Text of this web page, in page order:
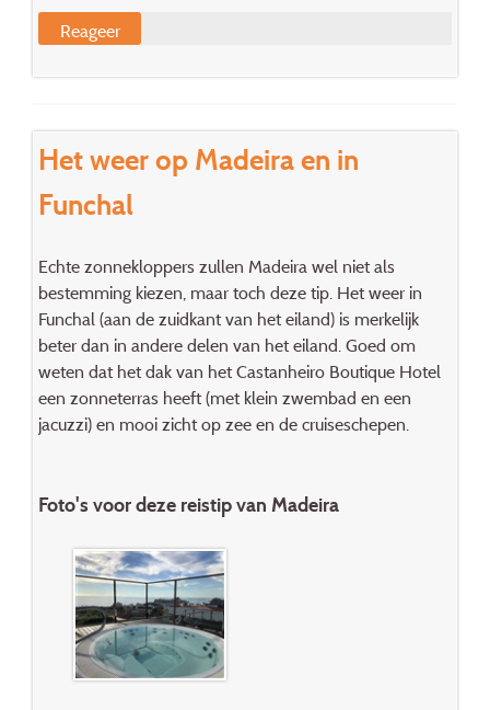
Reageer
Het weer op Madeira en in
Funchal
Echte zonnekloppers zullen Madeira wel niet als
bestemming kiezen, maar toch deze tip. Het weer in
Funchal (aan de zuidkant van het eiland) is merkelijk
beter dan in andere delen van het eiland. Goed om
weten dat het dak van het Castanheiro Boutique Hotel
een zonneterras heeft (met klein zwembad en een
jacuzzi) en mooi zicht op zee en de cruiseschepen.
Foto's voor deze reistip van Madeira